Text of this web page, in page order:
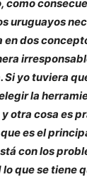
uruguayos
dos
yo tuviera
la
otra cosa es
es el
con los
que se tiene